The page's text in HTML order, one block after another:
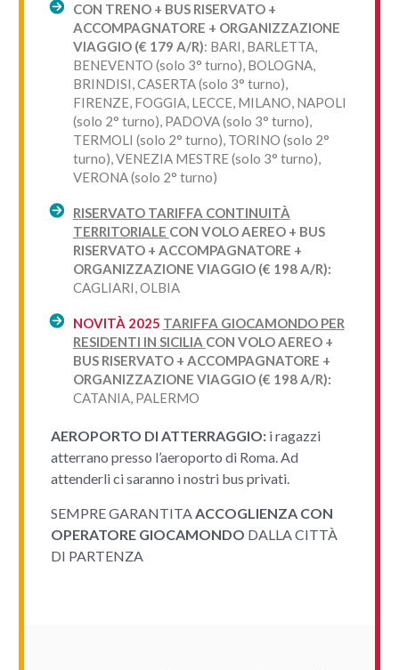
CON TRENO + BUS RISERVATO +
ACCOMPAGNATORE + ORGANIZZAZIONE
VIAGGIO (€ 179 A/R): BARI, BARLETTA,
BENEVENTO (solo 3° turno), BOLOGNA,
BRINDISI, CASERTA (solo 3° turno),
FIRENZE, FOGGIA, LECCE, MILANO, NAPOLI
(solo 2° turno), PADOVA (solo 3° turno),
TERMOLI (solo 2° turno), TORINO (solo 2°
turno), VENEZIA MESTRE (solo 3° turno),
VERONA (solo 2° turno)
RISERVATO TARIFFA CONTINUITÀ
TERRITORIALE CON VOLO AEREO + BUS
RISERVATO + ACCOMPAGNATORE +
ORGANIZZAZIONE VIAGGIO (€ 198 A/R):
CAGLIARI, OLBIA
NOVITÀ 2025 TARIFFA GIOCAMONDO PER
RESIDENTI IN SICILIA CON VOLO AEREO +
BUS RISERVATO + ACCOMPAGNATORE +
ORGANIZZAZIONE VIAGGIO (€ 198 A/R):
CATANIA, PALERMO
AEROPORTO DI ATTERRAGGIO:i ragazzi
atterrano presso l’aeroporto di Roma. Ad
attenderli ci saranno i nostri bus privati.
SEMPRE GARANTITAACCOGLIENZA CON
OPERATORE GIOCAMONDO DALLA CITTÀ
DI PARTENZA